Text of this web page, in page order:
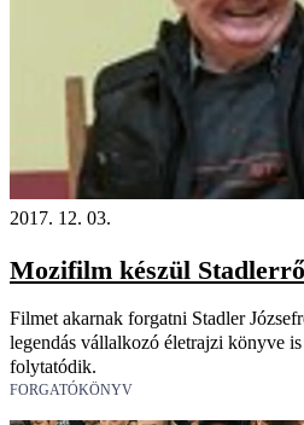
2017. 12. 03.
Mozifilm készül
Filmet akarnak forgatni Stadler
legendás vállalkozó életrajzi könyve
folytatódik.
FORGATÓKÖNYV